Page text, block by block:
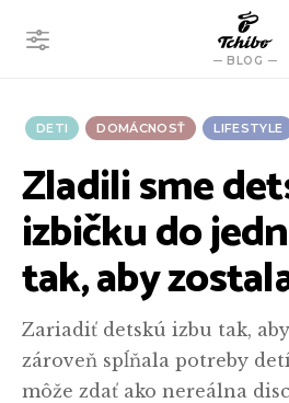
BLOG
DETI DOMÁCNOSŤ LIFESTYLE
Zladili sme
izbičku do
tak, aby
Zariadiť detskú izbu tak,
zároveň spĺňala potreby
môže zdať ako nereálna